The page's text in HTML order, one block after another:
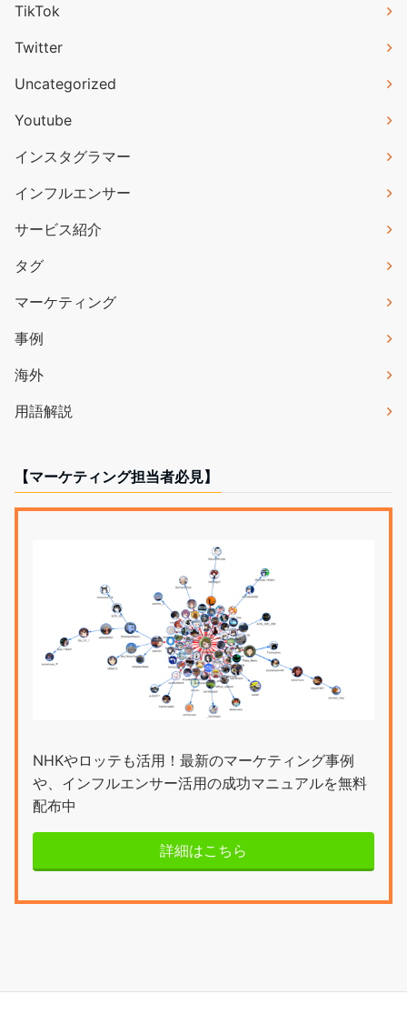
TikTok
Twitter
Uncategorized
Youtube
インスタグラマー
インフルエンサー
サービス紹介
タグ
マーケティング
事例
海外
用語解説
【マーケティング担当者必見】
NHKやロッテも活用！最新のマーケティング事例
や、インフルエンサー活用の成功マニュアルを無料
配布中
詳細はこちら